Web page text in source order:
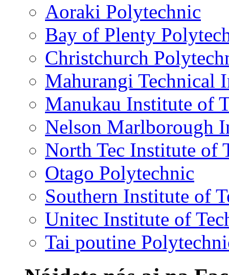
Aoraki Polytechnic
Bay of Plenty
Christchurch
Mahurangi Technical
Manukau Institute of
Nelson Marlborough
North Tec Institute of
Otago Polytechnic
Southern Institute of
Unitec Institute of
Tai poutine